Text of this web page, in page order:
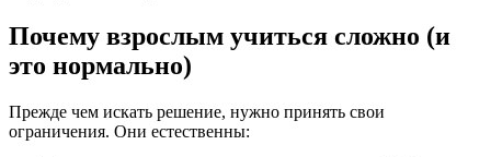
Почему взрослым учиться сложно (и
это нормально)
Прежде чем искать решение, нужно принять свои
ограничения. Они естественны: